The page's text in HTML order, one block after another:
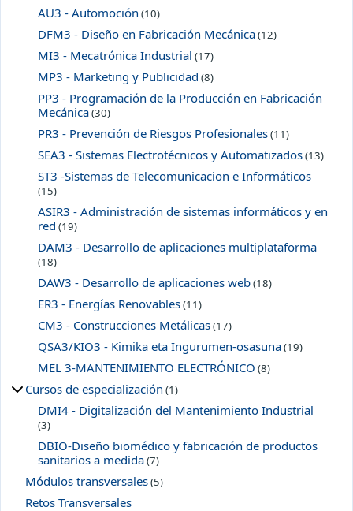
AU3 - Automoción (10)
DFM3 - Diseño en Fabricación Mecánica(12)
MI3 - Mecatrónica Industrial (17)
MP3 - Marketing y Publicidad (8)
PP3 - Programación de la Producción en Fabricación
Mecánica(30)
PR3 - Prevención de Riesgos Profesionales(11)
SEA3 - Sistemas Electrotécnicos y Automatizados(13)
ST3 -Sistemas de Telecomunicacion e Informáticos
(15)
ASIR3 - Administración de sistemas informáticos y en
red (19)
DAM3 - Desarrollo de aplicaciones multiplataforma
(18)
DAW3 - Desarrollo de aplicaciones web(18)
ER3 - Energías Renovables(11)
CM3 - Construcciones Metálicas(17)
QSA3/KIO3 - Kimika eta Ingurumen-osasuna(19)
MEL 3-MANTENIMIENTO ELECTRÓNICO (8)
Cursos de especialización (1)
DMI4 - Digitalización del Mantenimiento Industrial
(3)
DBIO-Diseño biomédico y fabricación de productos
sanitarios a medida(7)
Módulos transversales(5)
Retos Transversales